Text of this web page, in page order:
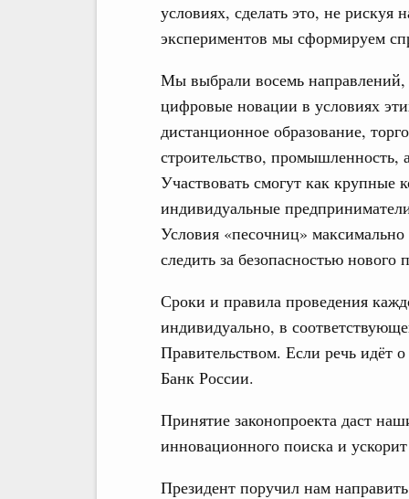
условиях, сделать это, не
экспериментов мы сформируем
Мы выбрали восемь направлений,
цифровые новации в условиях
дистанционное образование,
строительство, промышленность,
Участвовать смогут как
индивидуальные
Условия «песочниц»
следить за безопасностью нового
Сроки и правила проведения
индивидуально, в
Правительством. Если речь идёт
Банк России.
Принятие законопроекта даст
инновационного поиска и
Президент поручил нам